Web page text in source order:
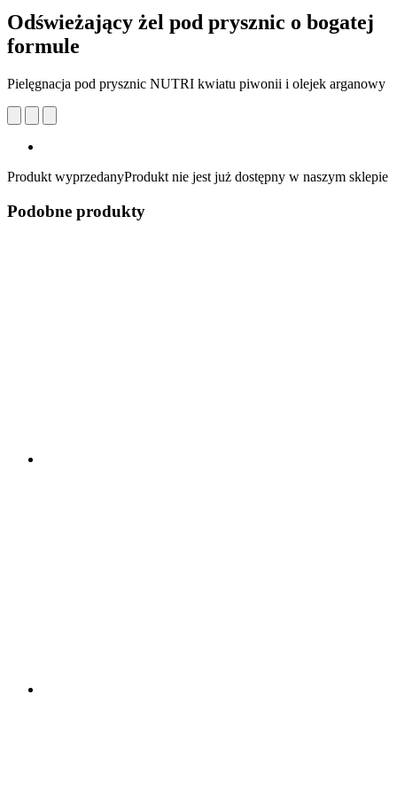
Odświeżający żel pod prysznic o bogatej
formule
Pielęgnacja pod prysznic NUTRI kwiatu piwonii i olejek arganowy
Produkt wyprzedanyProdukt nie jest już dostępny w naszym sklepie
Podobne produkty